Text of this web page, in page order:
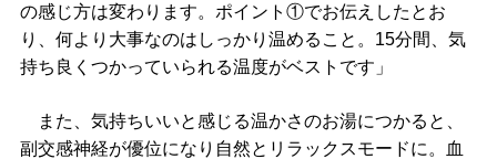
の感じ方は変わります。ポイント①でお伝えしたとお
り、何より大事なのはしっかり温めること。15分間、気
持ち良くつかっていられる温度がベストです」
また、気持ちいいと感じる温かさのお湯につかると、
副交感神経が優位になり自然とリラックスモードに。血